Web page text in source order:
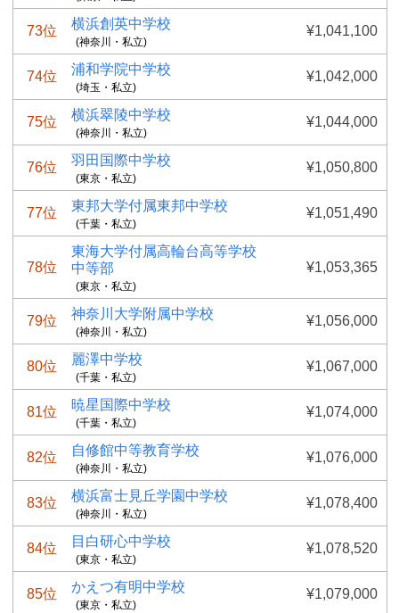
73位 横浜創英中学校
(神奈川・私立)
¥1,041,100
74位 浦和学院中学校
(埼玉・私立)
¥1,042,000
75位 横浜翠陵中学校
(神奈川・私立)
¥1,044,000
76位 羽田国際中学校
(東京・私立)
¥1,050,800
77位 東邦大学付属東邦中学校
(千葉・私立)
¥1,051,490
78位
東海大学付属高輪台高等学校
中等部
(東京・私立)
¥1,053,365
79位 神奈川大学附属中学校
(神奈川・私立)
¥1,056,000
80位 麗澤中学校
(千葉・私立)
¥1,067,000
81位 暁星国際中学校
(千葉・私立)
¥1,074,000
82位 自修館中等教育学校
(神奈川・私立)
¥1,076,000
83位 横浜富士見丘学園中学校
(神奈川・私立)
¥1,078,400
84位 目白研心中学校
(東京・私立)
¥1,078,520
85位 かえつ有明中学校
(東京・私立)
¥1,079,000